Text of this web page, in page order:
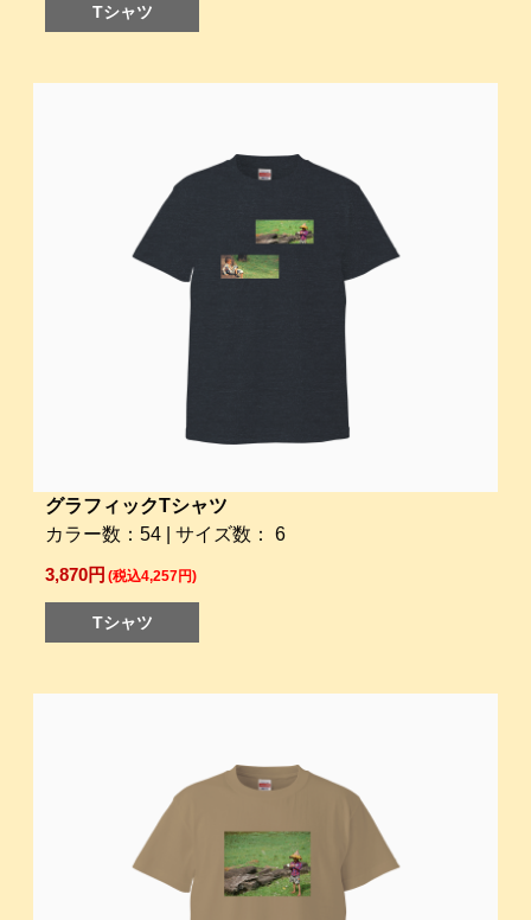
Tシャツ
グラフィックTシャツ
カラー数：54 | サイズ数： 6
3,870円 (税込4,257円)
Tシャツ